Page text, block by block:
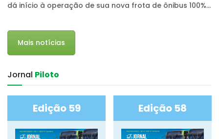
dá início à operação de sua nova frota de ônibus 100%...
Mais notícias
Jornal‎ Piloto
Edição 59 Edição 58